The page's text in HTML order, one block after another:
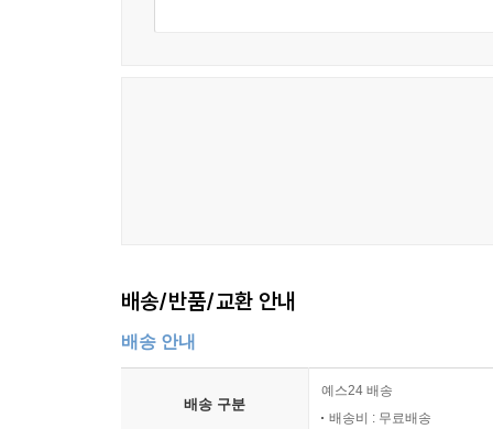
배송/반품/교환 안내
배송 안내
배송 구분
예스24 배송
배송비 : 무료배송